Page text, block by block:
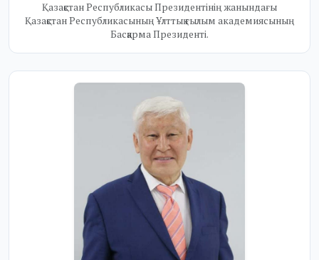
Қазақстан Республикасы Президентінің жанындағы
Қазақстан Республикасының Ұлттық ғылым академиясының
Басқарма Президенті.